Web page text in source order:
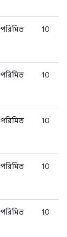
পরিমিত 10
পরিমিত 10
পরিমিত 10
পরিমিত 10
পরিমিত 10